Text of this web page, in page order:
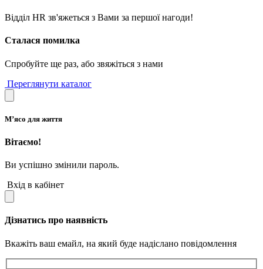
Відділ HR зв'яжеться з Вами за першої нагоди!
Сталася помилка
Спробуйте ще раз, або звяжіться з нами
Переглянути каталог
М’ясо для життя
Вітаємо!
Ви успішно змінили пароль.
Вхід в кабінет
Дізнатись про наявність
Вкажіть ваш емайл, на який буде надіслано повідомлення